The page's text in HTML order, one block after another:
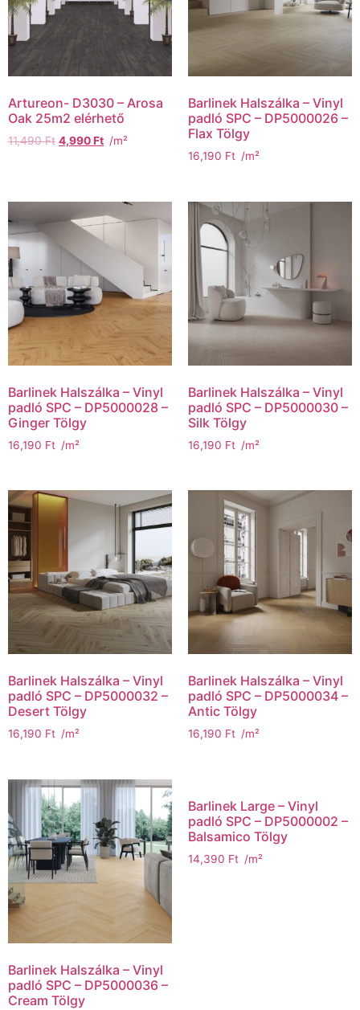
Artureon- D3030 – Arosa
Oak 25m2 elérhető
11,490Ft 4,990Ft /m²
Barlinek Halszálka – Vinyl
padló SPC – DP5000026 –
Flax Tölgy
16,190 Ft /m²
Barlinek Halszálka – Vinyl
padló SPC – DP5000028 –
Ginger Tölgy
16,190 Ft /m²
Barlinek Halszálka – Vinyl
padló SPC – DP5000030 –
Silk Tölgy
16,190 Ft /m²
Barlinek Halszálka – Vinyl
padló SPC – DP5000032 –
Desert Tölgy
16,190 Ft /m²
Barlinek Halszálka – Vinyl
padló SPC – DP5000034 –
Antic Tölgy
16,190 Ft /m²
Barlinek Halszálka – Vinyl
padló SPC – DP5000036 –
Cream Tölgy
Barlinek Large – Vinyl
padló SPC – DP5000002 –
Balsamico Tölgy
14,390 Ft /m²